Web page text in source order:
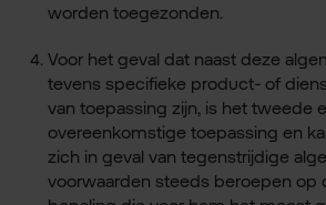
worden toegezonden.
Voor het geval dat naast deze
tevens specifieke product- of
van toepassing zijn, is het tweede
overeenkomstige toepassing en
zich in geval van tegenstrijdige
voorwaarden steeds beroepen op